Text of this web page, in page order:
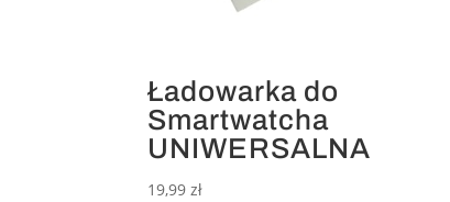
Ładowarka do
Smartwatcha
UNIWERSALNA
19,99zł